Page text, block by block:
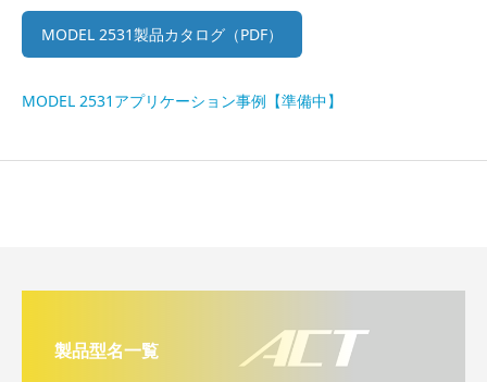
MODEL 2531製品カタログ（PDF）
MODEL 2531アプリケーション事例【準備中】
製品型名一覧